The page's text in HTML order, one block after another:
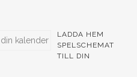
LADDA HEM
SPELSCHEMAT
TILL DIN